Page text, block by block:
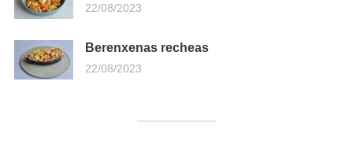
22/08/2023
Berenxenas recheas
22/08/2023